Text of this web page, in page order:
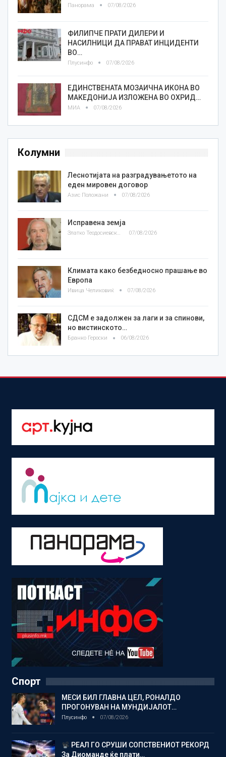
Панорама 07/08/2026
ФИЛИПЧЕ ПРАТИ ДИЛЕРИ И
НАСИЛНИЦИ ДА ПРАВАТ ИНЦИДЕНТИ
ВО…
Плусинфо 07/08/2026
ЕДИНСТВЕНАТА МОЗАИЧНА ИКОНА ВО
МАКЕДОНИЈА ИЗЛОЖЕНА ВО ОХРИД…
МИА 07/08/2026
Колумни
Леснотијата на разградувањетото на
еден мировен договор
Азис Положани 07/08/2026
Исправена земја
Златко Теодосиевски 07/08/2026
Климата како безбедносно прашање во
Европа
Ивица Челиковиќ 07/08/2026
СДСМ е задолжен за лаги и за спинови,
но вистинското…
Бранко Героски 06/08/2026
Спорт
МЕСИ БИЛ ГЛАВНА ЦЕЛ, РОНАЛДО
ПРОГОНУВАН НА МУНДИЈАЛОТ…
Плусинфо 07/08/2026
РЕАЛ ГО СРУШИ СОПСТВЕНИОТ РЕКОРД
За Диоманде ќе плати…